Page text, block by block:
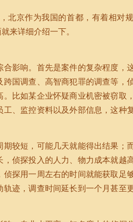
北京作为我国的首都，有着相对
来详细介绍一下。
影响。首先是案件的复杂程度，
国调查、高智商犯罪的调查等，
比如某企业怀疑商业机密被窃取
、监控资料以及外部信息，这种
较短，可能几天就能得出结果；
侦探投入的人力、物力成本就越
探用一周左右的时间就能获取足
迹，调查时间延长到一个月甚至